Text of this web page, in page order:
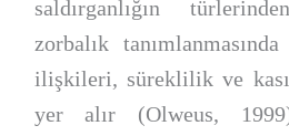
saldırganlığın
zorbalık
ilişkileri, süreklilik ve
yer alır (Olweus,